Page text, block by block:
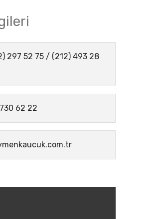
297 52 75 / (212) 493 28
62 22